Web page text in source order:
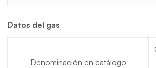
Datos del gas
Denominación en catálogo